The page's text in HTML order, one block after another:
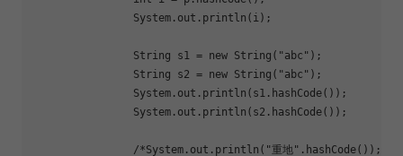
		String s1 = new String(
"abc" );
		String s2 = new String(
"abc" );
		/*System.out.println(
"重地" .hashCode());